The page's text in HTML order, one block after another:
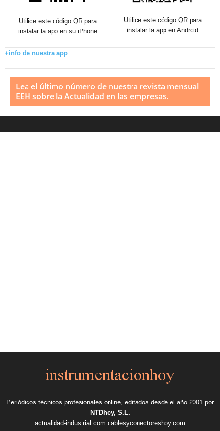
Utilice este código QR para
instalar la app en su iPhone
Utilice este código QR para
instalar la app en Android
+info de nuestra app
Lea el último número de nuestra revista mensual
EEH sobre la Actualidad en las empresas.
Periódicos técnicos profesionales online, editados desde el año 2001 por
NTDhoy, S.L.
actualidad-industrial.com cablesyconectoreshoy.com